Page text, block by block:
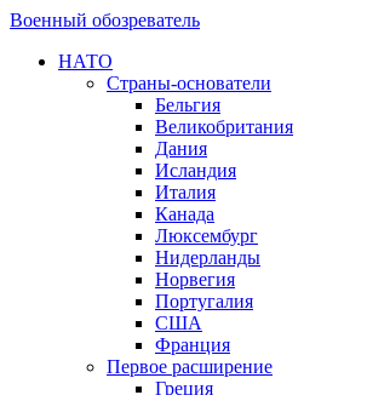
Военный обозреватель
НАТО
Страны-основатели
Бельгия
Великобритания
Дания
Исландия
Италия
Канада
Люксембург
Нидерланды
Норвегия
Португалия
США
Франция
Первое расширение
Греция